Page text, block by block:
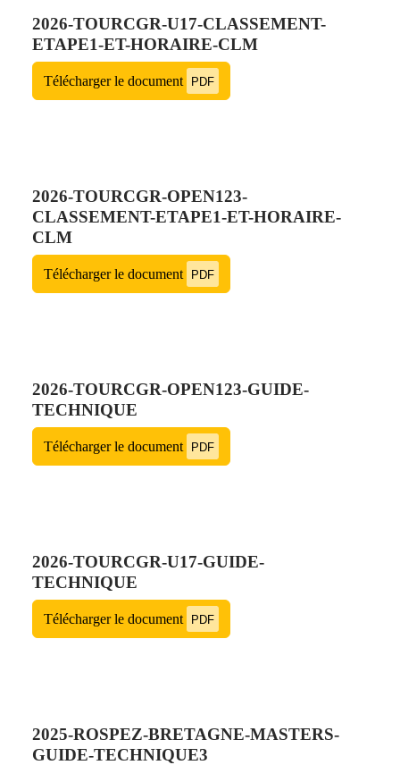
2026-TOURCGR-U17-CLASSEMENT-
ETAPE1-ET-HORAIRE-CLM
Télécharger le document PDF
2026-TOURCGR-OPEN123-
CLASSEMENT-ETAPE1-ET-HORAIRE-
CLM
Télécharger le document PDF
2026-TOURCGR-OPEN123-GUIDE-
TECHNIQUE
Télécharger le document PDF
2026-TOURCGR-U17-GUIDE-
TECHNIQUE
Télécharger le document PDF
2025-ROSPEZ-BRETAGNE-MASTERS-
GUIDE-TECHNIQUE3